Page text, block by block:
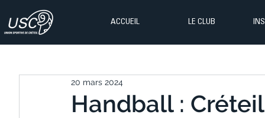
ACCUEIL LE CLUB
Handball :
20 mars 2024